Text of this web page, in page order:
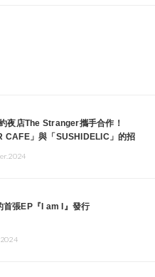
夜店The Stranger攜手合作！
CAFE」與「SUSHIDELIC」的招
首張EP『I am I』發行